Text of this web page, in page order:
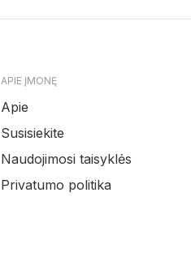
APIE ĮMONĘ
Apie
Susisiekite
Naudojimosi taisyklės
Privatumo politika